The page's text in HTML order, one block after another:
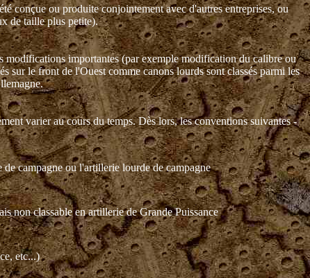
conçue ou produite conjointement avec d'autres entreprises, ou
de taille plus petite).
modifications importantes (par exemple modification du calibre ou
sur le front de l'Ouest comme canons lourds sont classés parmi les
varier au cours du temps. Dès lors, les conventions suivantes -
campagne ou l'artillerie lourde de campagne
non classable en artillerie de Grande Puissance
etc...)